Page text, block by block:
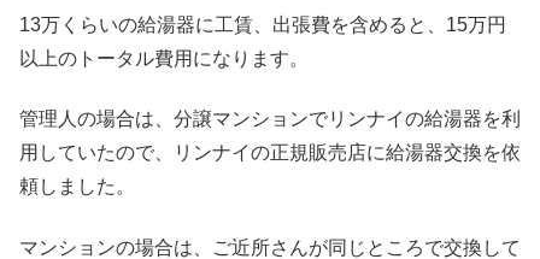
13万くらいの給湯器に工賃、出張費を含めると、15万円
以上のトータル費用になります。
管理人の場合は、分譲マンションでリンナイの給湯器を利
用していたので、リンナイの正規販売店に給湯器交換を依
頼しました。
マンションの場合は、ご近所さんが同じところで交換して